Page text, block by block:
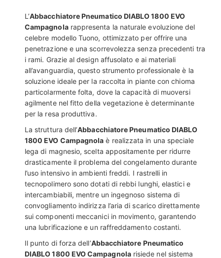
L’Abbacchiatore Pneumatico DIABLO 1800 EVO
Campagnolarappresenta la naturale evoluzione del
celebre modello Tuono, ottimizzato per offrire una
penetrazione e una scorrevolezza senza precedenti tra
i rami. Grazie al design affusolato e ai materiali
all’avanguardia, questo strumento professionale è la
soluzione ideale per la raccolta in piante con chioma
particolarmente folta, dove la capacità di muoversi
agilmente nel fitto della vegetazione è determinante
per la resa produttiva.
La struttura dell’Abbacchiatore Pneumatico DIABLO
1800 EVO Campagnola è realizzata in una speciale
lega di magnesio, scelta appositamente per ridurre
drasticamente il problema del congelamento durante
l’uso intensivo in ambienti freddi. I rastrelli in
tecnopolimero sono dotati di rebbi lunghi, elastici e
intercambiabili, mentre un ingegnoso sistema di
convogliamento indirizza l’aria di scarico direttamente
sui componenti meccanici in movimento, garantendo
una lubrificazione e un raffreddamento costanti.
Il punto di forza dell’Abbacchiatore Pneumatico
DIABLO 1800 EVO Campagnolarisiede nel sistema